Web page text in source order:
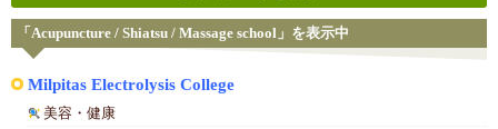
「Acupuncture / Shiatsu / Massage school」を表示中
Milpitas Electrolysis College
美容・健康